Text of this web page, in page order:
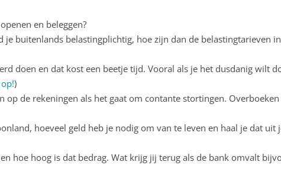
en beleggen?
je buitenlands belastingplichtig, hoe zijn dan de belastingtarieven
doen en dat kost een beetje tijd. Vooral als je het dusdanig wilt
)
de rekeningen als het gaat om contante stortingen. Overboeken
hoeveel geld heb je nodig om van te leven en haal je dat uit
hoe hoog is dat bedrag. Wat krijg jij terug als de bank omvalt